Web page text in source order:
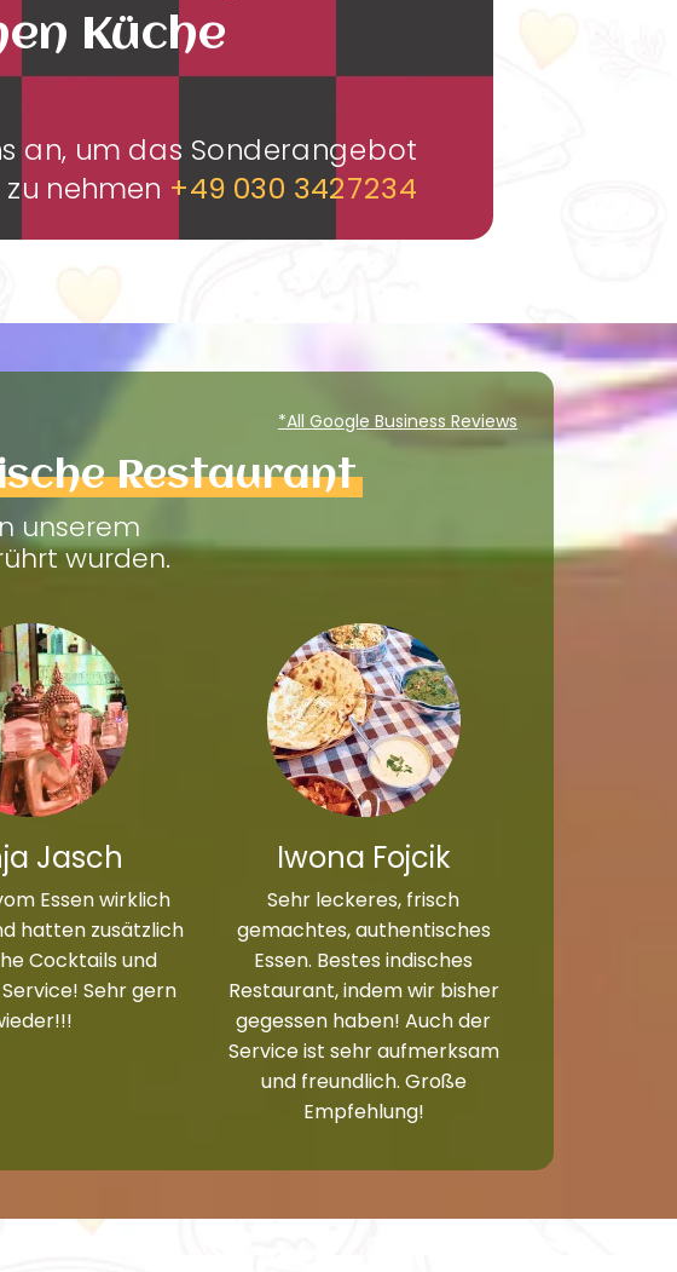
Küche
an, um das Sonderangebot
nehmen +49 030 3427234
*All Google Business Reviews
Restaurant
unserem
wurden.
Jasch
Essen wirklich
hatten zusätzlich
Cocktails und
Sehr gern
Iwona Fojcik
Sehr leckeres, frisch
gemachtes, authentisches
Essen. Bestes indisches
Restaurant, indem wir bisher
gegessen haben! Auch der
Service ist sehr aufmerksam
und freundlich. Große
Empfehlung!